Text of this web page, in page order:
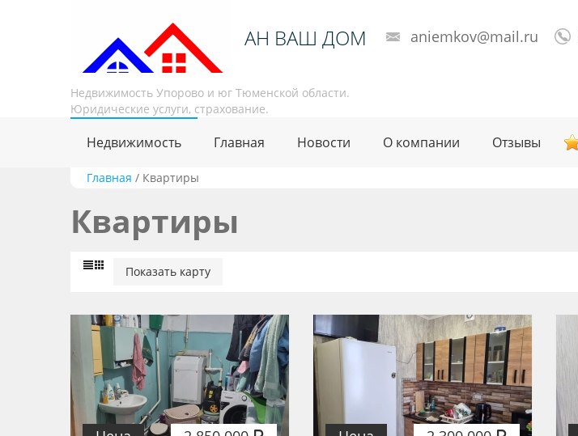
АН ВАШ ДОМ
Недвижимость Упорово и юг Тюменской области.
Юридические услуги, страхование.
aniemkov@mail.ru
Недвижимость Главная Новости О компании Отзывы
Главная / Квартиры
Квартиры
Показать карту